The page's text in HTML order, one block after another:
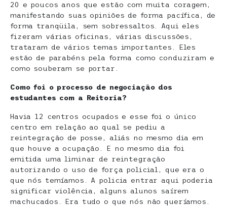
20 e poucos anos que estão com muita coragem,
manifestando suas opiniões de forma pacífica, de
forma tranqüila, sem sobressaltos. Aqui eles
fizeram várias oficinas, várias discussões,
trataram de vários temas importantes. Eles
estão de parabéns pela forma como conduziram e
como souberam se portar.
Como foi o processo de negociação dos
estudantes com a Reitoria?
Havia 12 centros ocupados e esse foi o único
centro em relação ao qual se pediu a
reintegração de posse, aliás no mesmo dia em
que houve a ocupação. E no mesmo dia foi
emitida uma liminar de reintegração
autorizando o uso de força policial, que era o
que nós temíamos. A policia entrar aqui poderia
significar violência, alguns alunos saírem
machucados. Era tudo o que nós não queríamos.